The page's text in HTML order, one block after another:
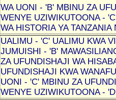
WA UONI - 'B' MBINU ZA
WENYE UZIWIKUTOONA -
WA HISTORIA YA TANZANIA
UALIMU - 'C' UALIMU KWA
JUMUISHI - 'B'
ZA UFUNDISHAJI WA
UFUNDISHAJI KWA
UONI - 'C' MBINU ZA
WENYE UZIWIKUTOONA -